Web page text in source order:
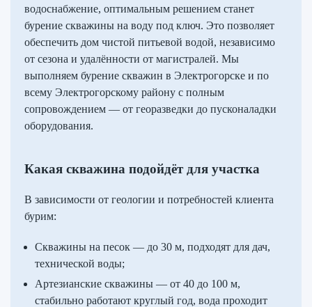
водоснабжение, оптимальным решением станет
бурение скважины на воду под ключ. Это позволяет
обеспечить дом чистой питьевой водой, независимо
от сезона и удалённости от магистралей. Мы
выполняем бурение скважин в Электрогорске и по
всему Электрогорскому району с полным
сопровождением — от георазведки до пусконаладки
оборудования.
Какая скважина подойдёт для участка
В зависимости от геологии и потребностей клиента
бурим:
Скважины на песок — до 30 м, подходят для дач,
технической воды;
Артезианские скважины — от 40 до 100 м,
стабильно работают круглый год, вода проходит